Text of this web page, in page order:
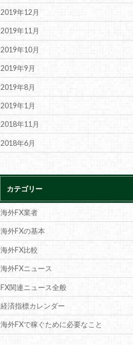
2019年12月
2019年11月
2019年10月
2019年9月
2019年8月
2019年1月
2018年11月
2018年6月
カテゴリー
海外FX業者
海外FXの基本
海外FX比較
海外FXニュース
FX関連ニュース全般
経済指標カレンダー
海外FXで稼ぐために必要なこと